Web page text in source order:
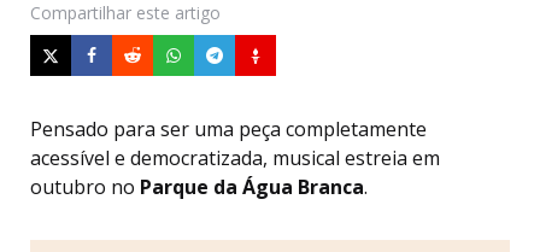
Compartilhar este artigo
Pensado para ser uma peça completamente
acessível e democratizada, musical estreia em
outubro no Parque da Água Branca.